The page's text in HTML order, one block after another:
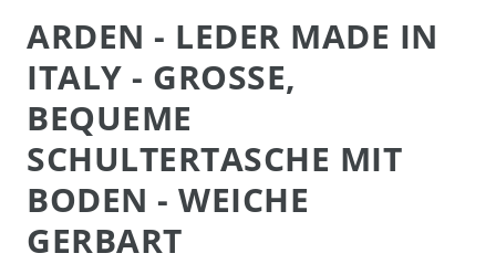
ARDEN - LEDER MADE IN
ITALY - GROSSE, B
EQUEME S
CHULTERTASCHE MIT B
ODEN - WEICHE G
ERBART